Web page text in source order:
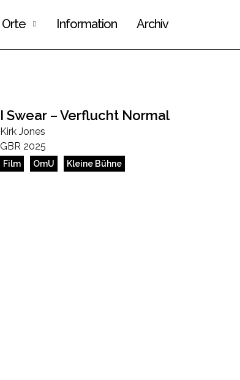
Orte Information Archiv
I Swear – Verflucht Normal
Kirk Jones
GBR 2025
Film OmU Kleine Bühne